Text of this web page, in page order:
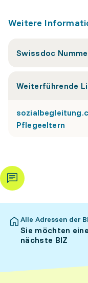
Weitere
Swissdoc
Weiterführende
Pflegeeltern
Alle Adressen der
Sie möchten
nächste BIZ